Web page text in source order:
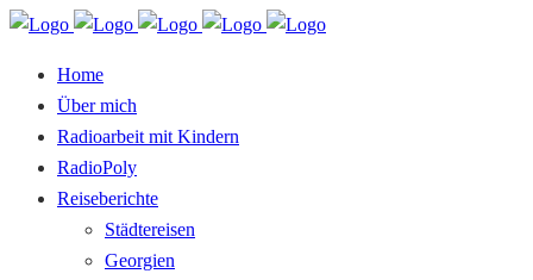
Home
Über mich
Radioarbeit mit Kindern
RadioPoly
Reiseberichte
Städtereisen
Georgien